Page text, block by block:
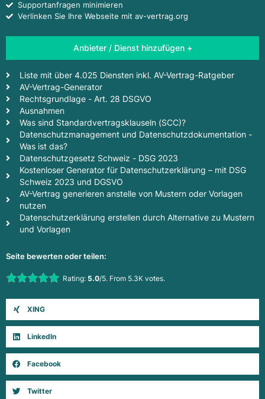
Supportanfragen minimieren
Verlinken Sie Ihre Webseite mit av-vertrag.org
Anbieter / Dienst hinzufügen +
Liste mit über 4.025 Diensten inkl. AV-Vertrag-Ratgeber
AV-Vertrag-Generator
Rechtsgrundlage - Art. 28 DSGVO
Ausnahmen
Was sind Standardvertragsklauseln (SCC)?
Datenschutzmanagement und Datenschutzdokumentation -
Was ist das?
Datenschutzgesetz Schweiz - DSG 2023
Kostenloser Generator für Datenschutzerklärung – mit DSG
Schweiz 2023 und DGSVO
AV-Vertrag generieren anstelle von Mustern oder Vorlagen
nutzen
Datenschutzerklärung erstellen durch Alternative zu Mustern
und Vorlagen
Seite bewerten oder teilen:
Rate this item:Rating: 5.0/5. From 5.3K votes.
XING
LinkedIn
Facebook
Twitter